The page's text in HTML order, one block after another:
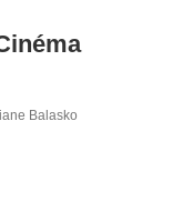
Balasko